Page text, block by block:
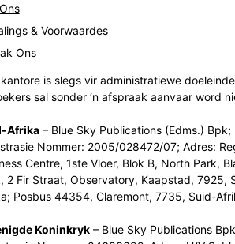
& Voorwaardes
Ons
is slegs vir administratiewe
sal sonder ‘n afspraak aanvaar word
Afrika– Blue Sky Publications (Edms.) Bpk;
Nommer: 2005/028472/07; Adres:
Centre, 1ste Vloer, Blok B, North Park,
2 Fir Straat, Observatory, Kaapstad, 7925,
Posbus 44354, Claremont, 7735, Suid-
Koninkryk– Blue Sky Publications